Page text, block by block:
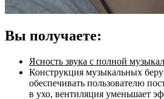
Вы получаете:
Ясность звука с полной
Конструкция музыкальных
обеспечивать пользователю
в ухо, вентиляция уменьшает